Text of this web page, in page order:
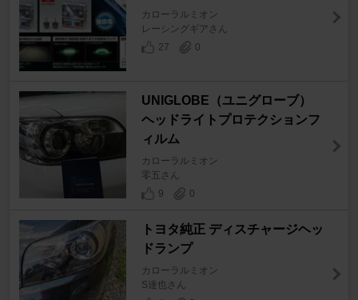
カローラルミオン
レーシングギアさん
27
0
UNIGLOBE（ユニグローブ）
ヘッドライトプロテクションフ
ィルム
カローラルミオン
零五さん
9
0
トヨタ純正 ディスチャージヘッ
ドランプ
カローラルミオン
S達也さん